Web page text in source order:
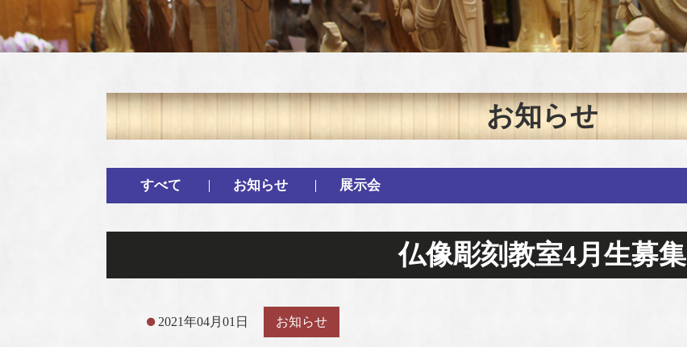
お知らせ
すべて お知らせ 展示会
仏像彫刻教室4月生募集
2021年04月01日 お知らせ